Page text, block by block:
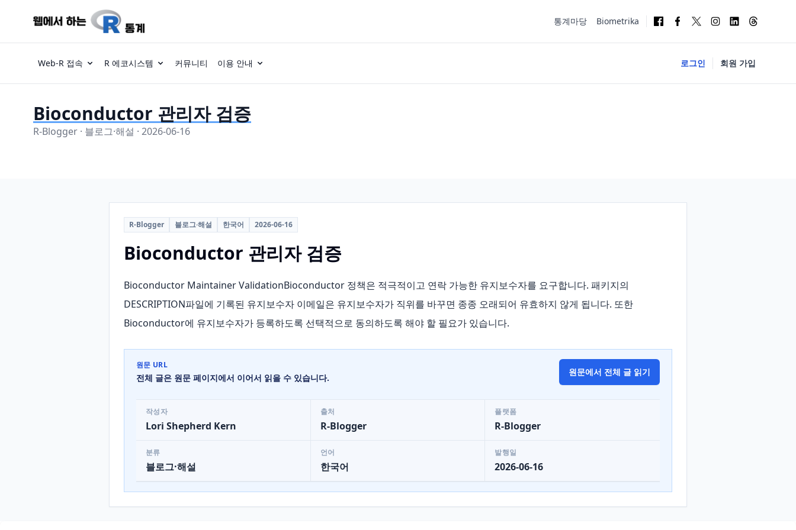
통계마당 Biometrika
Web-R 접속 R 에코시스템 커뮤니티 이용 안내 로그인 회원 가입
Bioconductor 관리자 검증
R-Blogger · 블로그·해설 · 2026-06-16
R-Blogger 블로그·해설 한국어 2026-06-16
Bioconductor 관리자 검증
Bioconductor Maintainer ValidationBioconductor 정책은 적극적이고 연락 가능한 유지보수자를 요구합니다. 패키지의
DESCRIPTION파일에 기록된 유지보수자 이메일은 유지보수자가 직위를 바꾸면 종종 오래되어 유효하지 않게 됩니다. 또한
Bioconductor에 유지보수자가 등록하도록 선택적으로 동의하도록 해야 할 필요가 있습니다.
원문 URL
전체 글은 원문 페이지에서 이어서 읽을 수 있습니다.
원문에서 전체 글 읽기
작성자
Lori Shepherd Kern
출처
R-Blogger
플랫폼
R-Blogger
분류
블로그·해설
언어
한국어
발행일
2026-06-16